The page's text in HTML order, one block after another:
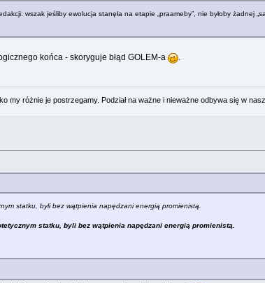
wszak jeśliby ewolucja stanęła na etapie „praameby”, nie byłoby żadnej
końca - skoryguje błąd GOLEM-a .
różnie je postrzegamy. Podział na ważne i nieważne odbywa się w
statku, byli bez wątpienia napędzani energią promienistą.
statku, byli bez wątpienia napędzani energią promienistą.